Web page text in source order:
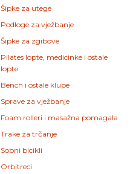
Šipke za utege
Podloge za vježbanje
Šipke za zgibove
Pilates lopte, medicinke i ostale
lopte
Bench i ostale klupe
Sprave za vježbanje
Foam rolleri i masažna pomagala
Trake za trčanje
Sobni bicikli
Orbitreci